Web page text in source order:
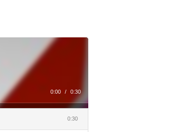
0:00 / 0:30
0:30